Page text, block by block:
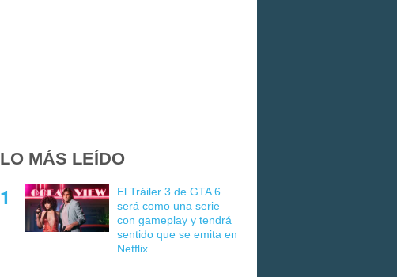
LO MÁS LEÍDO
El Tráiler 3 de GTA 6
será como una serie
con gameplay y tendrá
sentido que se emita en
Netflix